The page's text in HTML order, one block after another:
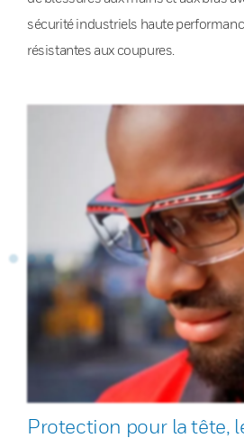
sécurité industriels haute
résistantes aux coupures.
Protection pour la tête,